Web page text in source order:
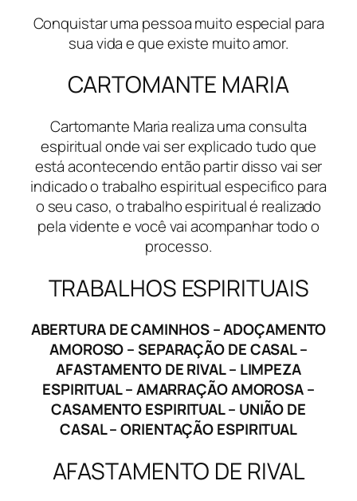
Conquistar uma pessoa muito especial para
sua vida e que existe muito amor.
CARTOMANTE MARIA
Cartomante Maria realiza uma consulta
espiritual onde vai ser explicado tudo que
está acontecendo então partir disso vai ser
indicado o trabalho espiritual especifico para
o seu caso, o trabalho espiritual é realizado
pela vidente e você vai acompanhar todo o
processo.
TRABALHOS ESPIRITUAIS
ABERTURA DE CAMINHOS – ADOÇAMENTO
AMOROSO – SEPARAÇÃO DE CASAL –
AFASTAMENTO DE RIVAL – LIMPEZA
ESPIRITUAL – AMARRAÇÃO AMOROSA –
CASAMENTO ESPIRITUAL – UNIÃO DE
CASAL – ORIENTAÇÃO ESPIRITUAL
AFASTAMENTO DE RIVAL